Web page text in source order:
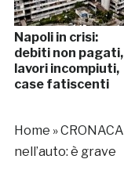
Napoli in crisi:
debiti non pagati,
lavori incompiuti,
case fatiscenti
Home »CRONACA
nell’auto: è grave